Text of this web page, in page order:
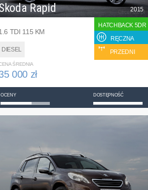
Rapid
TDI 115 KM
DIESEL
2015
HATCHBACK 5DR
RĘCZNA
PRZEDNI
ŚREDNIA
000 zł
OCENY DOSTĘPNOŚĆ